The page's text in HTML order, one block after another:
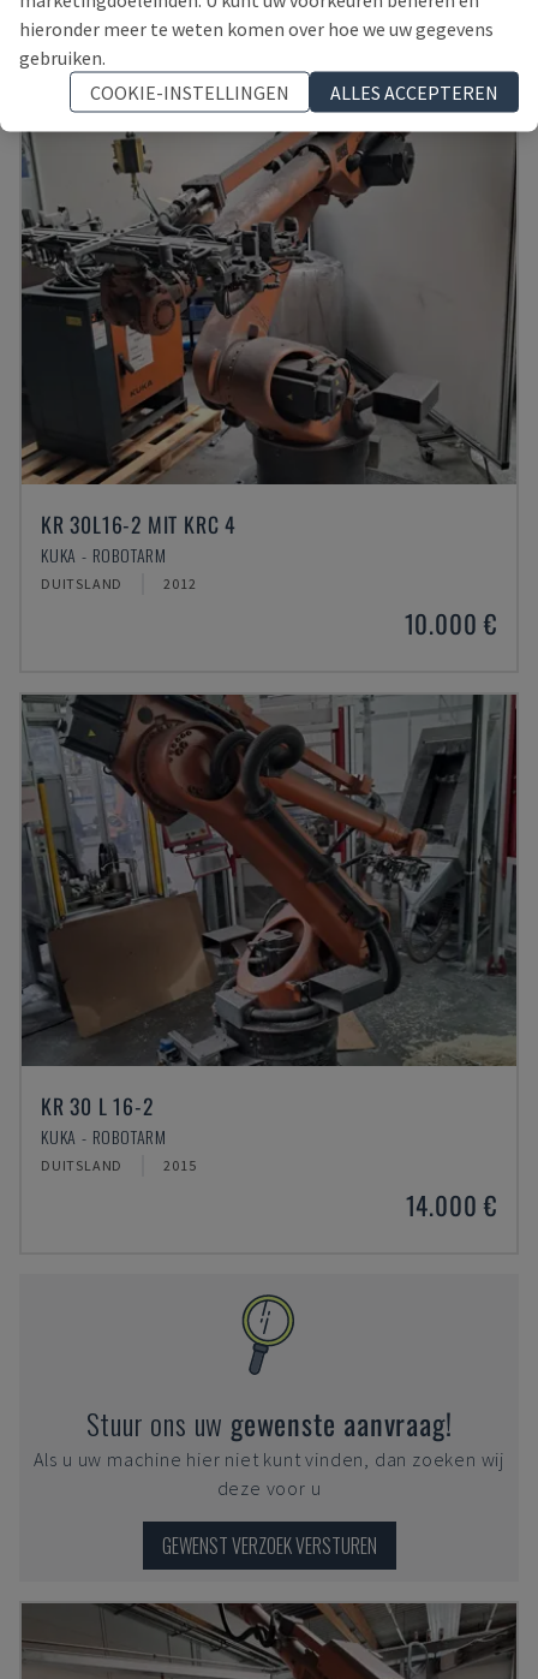
10.000 €
KR 30L16-2 MIT KRC 4
KUKA - ROBOTARM
DUITSLAND 2012
10.000 €
KR 30 L 16-2
KUKA - ROBOTARM
DUITSLAND 2015
14.000 €
Stuur ons uw gewenste aanvraag!
Als u uw machine hier niet kunt vinden, dan zoeken wij
deze voor u
GEWENST VERZOEK VERSTUREN
hieronder meer te weten komen over hoe we uw gegevens
gebruiken.
COOKIE-INSTELLINGEN
ALLES ACCEPTEREN